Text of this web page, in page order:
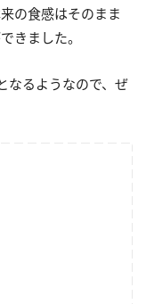
の食感はそのまま
きました。
なるようなので、ぜ